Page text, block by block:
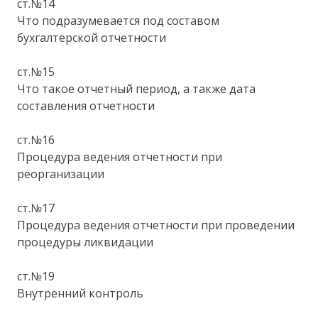
ст.№14
Что подразумевается под составом
бухгалтерской отчетности
ст.№15
Что такое отчетный период, а также дата
составления отчетности
ст.№16
Процедура ведения отчетности при
реорганизации
ст.№17
Процедура ведения отчетности при проведении
процедуры ликвидации
ст.№19
Внутренний контроль